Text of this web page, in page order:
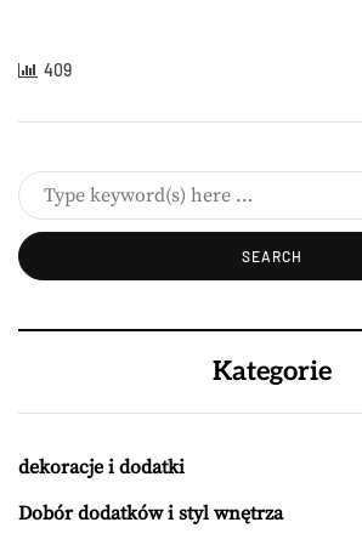
409
Kategorie
dekoracje i dodatki
Dobór dodatków i styl wnętrza